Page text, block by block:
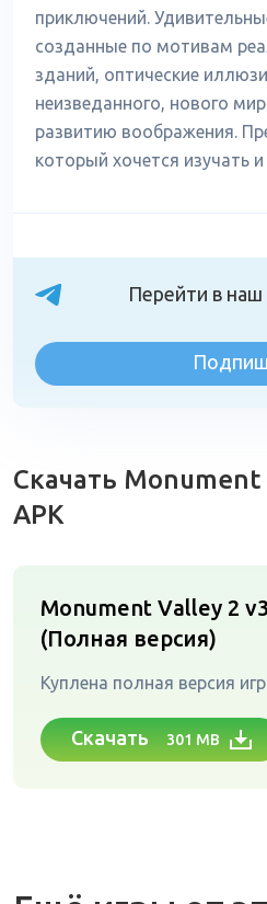
приключений.
созданные по мотивам
зданий, оптические
неизведанного, нового
развитию воображения.
который хочется изучать и
Перейти в наш
Скачать Monument
APK
Monument Valley 2
(Полная версия)
Куплена полная версия
Скачать 301 MB